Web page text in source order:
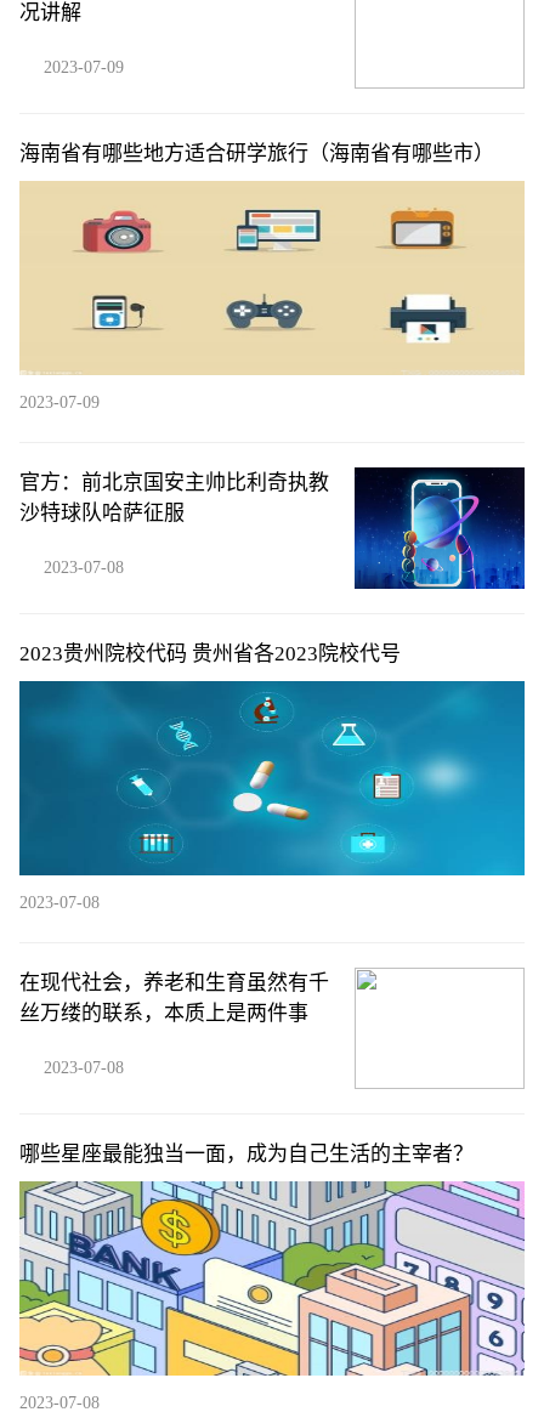
况讲解
2023-07-09
海南省有哪些地方适合研学旅行（海南省有哪些市）
2023-07-09
官方：前北京国安主帅比利奇执教
沙特球队哈萨征服
2023-07-08
2023贵州院校代码 贵州省各2023院校代号
2023-07-08
在现代社会，养老和生育虽然有千
丝万缕的联系，本质上是两件事
2023-07-08
哪些星座最能独当一面，成为自己生活的主宰者？
2023-07-08